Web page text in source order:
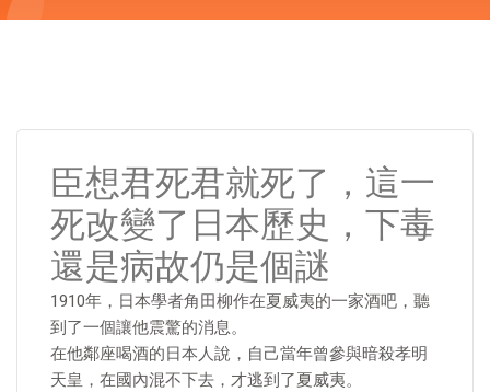
臣想君死君就死了，這一
死改變了日本歷史，下毒
還是病故仍是個謎
1910年，日本學者角田柳作在夏威夷的一家酒吧，聽
到了一個讓他震驚的消息。
在他鄰座喝酒的日本人說，自己當年曾參與暗殺孝明
天皇，在國內混不下去，才逃到了夏威夷。